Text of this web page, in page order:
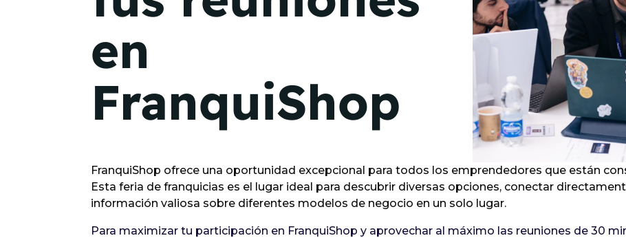
Madrid 2026 2 -
Castilla-La Mancha
22 de octubre
Barcelona 2026 2 -
05 de noviembre
VER MÁS
en
FranquiShop
FranquiShop ofrece una oportunidad excepcional para todos los emprendedores que están
Esta feria de franquicias es el lugar ideal para descubrir diversas opciones, conectar
información valiosa sobre diferentes modelos de negocio en un solo lugar.
Para maximizar tu participación en FranquiShop y aprovechar al máximo las reuniones de 30